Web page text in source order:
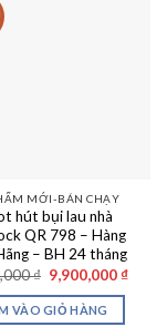
MỚI-BÁN CHẠY
hút bụi lau nhà
QR 798 – Hàng
– BH 24 tháng
₫ Giá
gốc
là:
12,990,000 ₫.
9,900,000 ₫Giá
VÀO GIỎ HÀNG